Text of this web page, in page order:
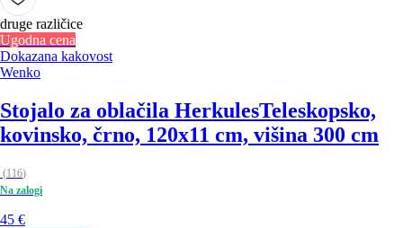
druge različice
Ugodna cena
Dokazana kakovost
Wenko
Stojalo za oblačila HerkulesTeleskopsko,
kovinsko, črno, 120x11 cm, višina 300 cm
(116)
Na zalogi
45 €